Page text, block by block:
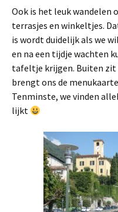
Ook is het leuk wandelen
terrasjes en winkeltjes.
is wordt duidelijk als we
en na een tijdje wachten
tafeltje krijgen. Buiten zit
brengt ons de
Tenminste, we vinden
lijkt